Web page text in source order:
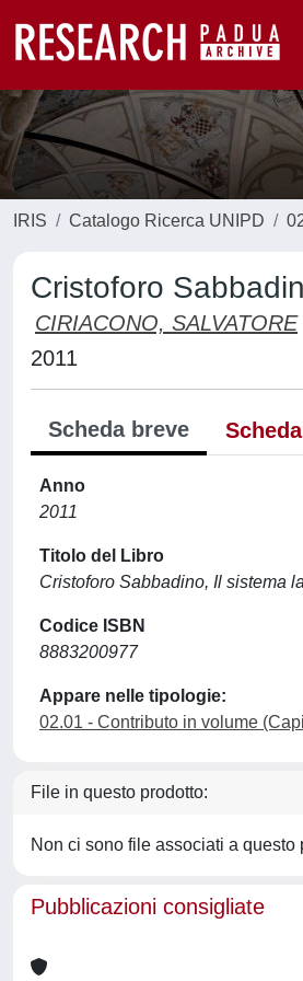
IRIS Catalogo Ricerca UNIPD
Cristoforo
CIRIACONO, SALVATORE
2011
Scheda breve
Anno
2011
Titolo del Libro
Cristoforo Sabbadino, Il sistema
Codice ISBN
8883200977
Appare nelle tipologie:
02.01 - Contributo in volume
File in questo prodotto:
Non ci sono file associati a questo
Pubblicazioni consigliate